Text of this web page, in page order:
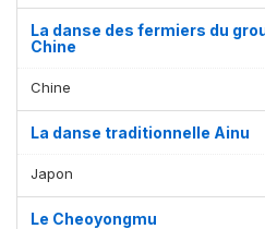
La danse des fermiers du
Chine
Chine
La danse traditionnelle Ainu
Japon
Le Cheoyongmu